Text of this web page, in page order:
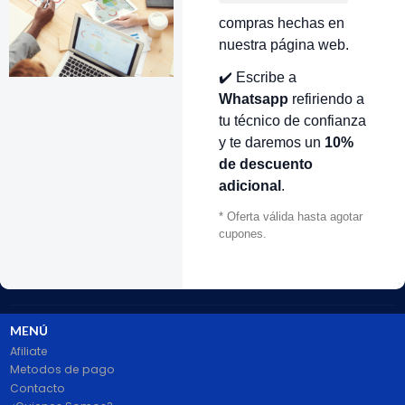
compras hechas en
nuestra página web.
✔️ Escribe a
Whatsapp refiriendo a
tu técnico de confianza
y te daremos un 10%
de descuento
adicional .
* Oferta válida hasta agotar
cupones.
VOLVER ARRIBA
MENÚ
Afiliate
Metodos de pago
Contacto